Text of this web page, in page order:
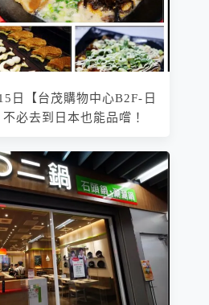
日【台茂購物中心B2F-日
必去到日本也能品嚐！